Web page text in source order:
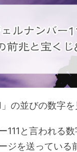
の並びの数字
111と言われる
ジを送っている